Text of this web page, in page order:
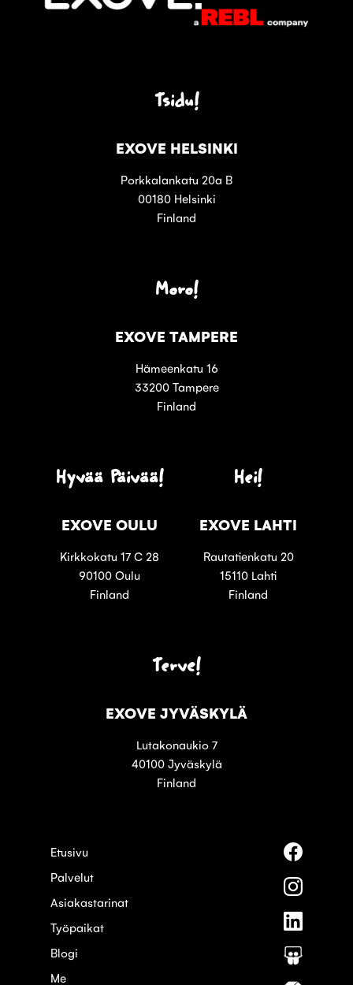
Tsidu!
EXOVE HELSINKI
Porkkalankatu 20a B
00180 Helsinki
Finland
Moro!
EXOVE TAMPERE
Hämeenkatu 16
33200 Tampere
Finland
Hyvää Päivää!
EXOVE OULU
Kirkkokatu 17 C 28
90100 Oulu
Finland
Hei!
EXOVE LAHTI
Rautatienkatu 20
15110 Lahti
Finland
Terve!
EXOVE JYVÄSKYLÄ
Lutakonaukio 7
40100 Jyväskylä
Finland
Etusivu
Palvelut
Asiakastarinat
Työpaikat
Blogi
Me